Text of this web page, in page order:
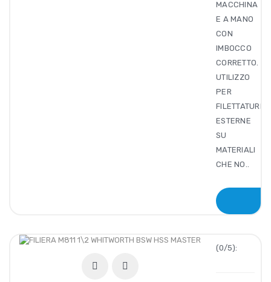
MACCHINA
E A MANO
CON
IMBOCCO
CORRETTO.
UTILIZZO
PER
FILETTATURE
ESTERNE
SU
MATERIALI
CHE NO..
(0/5):